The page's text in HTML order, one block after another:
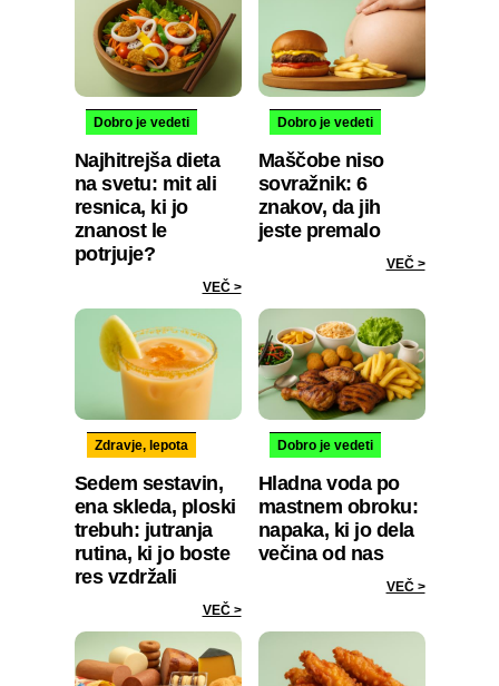
Dobro je vedeti
Najhitrejša dieta
na svetu: mit ali
resnica, ki jo
znanost le
potrjuje?
VEČ >
Dobro je vedeti
Maščobe niso
sovražnik: 6
znakov, da jih
jeste premalo
VEČ >
Zdravje, lepota
Sedem sestavin,
ena skleda, ploski
trebuh: jutranja
rutina, ki jo boste
res vzdržali
VEČ >
Dobro je vedeti
Hladna voda po
mastnem obroku:
napaka, ki jo dela
večina od nas
VEČ >